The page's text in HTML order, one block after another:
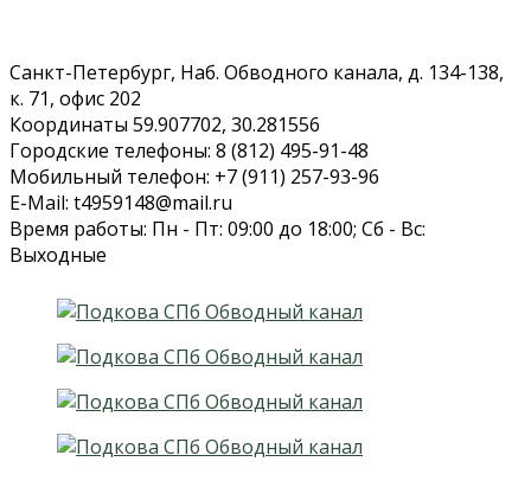
Санкт-Петербург, Наб. Обводного канала, д. 134-138,
к. 71, офис 202
Координаты 59.907702, 30.281556
Городские телефоны: 8 (812) 495-91-48
Мобильный телефон: +7 (911) 257-93-96
E-Mail: t4959148@mail.ru
Время работы: Пн - Пт: 09:00 до 18:00; Сб - Вс:
Выходные